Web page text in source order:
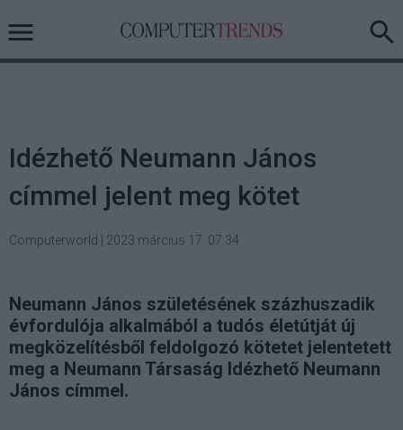
Idézhető Neumann János
címmel jelent meg kötet
Computerworld 2023 március 17. 07:34
Neumann János születésének százhuszadik
évfordulója alkalmából a tudós életútját új
megközelítésből feldolgozó kötetet jelentetett
meg a Neumann Társaság Idézhető Neumann
János címmel.